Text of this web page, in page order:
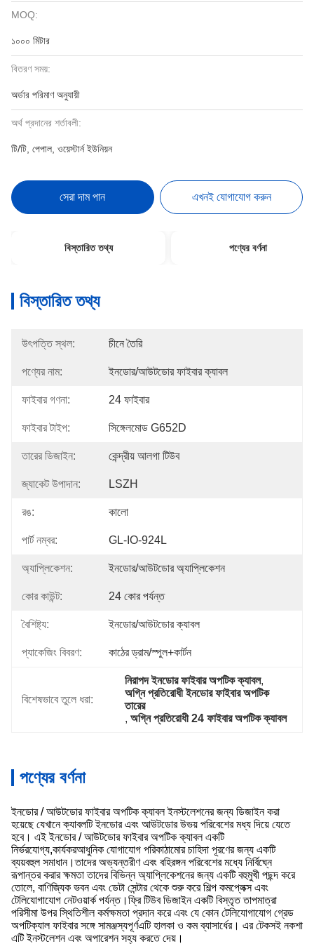
MOQ:
১০০০ মিটার
বিতরণ সময়:
অর্ডার পরিমাণ অনুযায়ী
অর্থ প্রদানের শর্তাবলী:
টি/টি, পেপাল, ওয়েস্টার্ন ইউনিয়ন
সেরা দাম পান এখনই যোগাযোগ করুন
বিস্তারিত তথ্য পণ্যের বর্ণনা
বিস্তারিত তথ্য
উৎপত্তি স্থল: চীনে তৈরি
পণ্যের নাম: ইনডোর/আউটডোর ফাইবার ক্যাবল
ফাইবার গণনা: 24 ফাইবার
ফাইবার টাইপ: সিঙ্গেলমোড G652D
তারের ডিজাইন: কেন্দ্রীয় আলগা টিউব
জ্যাকেট উপাদান: LSZH
রঙ: কালো
পার্ট নম্বর: GL-IO-924L
অ্যাপ্লিকেশন: ইনডোর/আউটডোর অ্যাপ্লিকেশন
কোর কাউন্ট: 24 কোর পর্যন্ত
বৈশিষ্ট্য: ইনডোর/আউটডোর ক্যাবল
প্যাকেজিং বিবরণ: কাঠের ড্রাম/স্পুল+কার্টন
বিশেষভাবে তুলে ধরা:
নিরাপদ ইনডোর ফাইবার অপটিক ক্যাবল,
অগ্নি প্রতিরোধী ইনডোর ফাইবার অপটিক
তারের
, অগ্নি প্রতিরোধী 24 ফাইবার অপটিক ক্যাবল
পণ্যের বর্ণনা
ইনডোর / আউটডোর ফাইবার অপটিক ক্যাবল ইনস্টলেশনের জন্য ডিজাইন করা
হয়েছে যেখানে ক্যাবলটি ইনডোর এবং আউটডোর উভয় পরিবেশের মধ্য দিয়ে যেতে
হবে। এই ইনডোর / আউটডোর ফাইবার অপটিক ক্যাবল একটি
নির্ভরযোগ্য,কার্যকরআধুনিক যোগাযোগ পরিকাঠামোর চাহিদা পূরণের জন্য একটি
ব্যয়বহুল সমাধান।তাদের অভ্যন্তরীণ এবং বহিরঙ্গন পরিবেশের মধ্যে নির্বিঘ্নে
রূপান্তর করার ক্ষমতা তাদের বিভিন্ন অ্যাপ্লিকেশনের জন্য একটি বহুমুখী পছন্দ করে
তোলে, বাণিজ্যিক ভবন এবং ডেটা সেন্টার থেকে শুরু করে শিল্প কমপ্লেক্স এবং
টেলিযোগাযোগ নেটওয়ার্ক পর্যন্ত।ফ্রি টিউব ডিজাইন একটি বিস্তৃত তাপমাত্রা
পরিসীমা উপর স্থিতিশীল কর্মক্ষমতা প্রদান করে এবং যে কোন টেলিযোগাযোগ গ্রেড
অপটিক্যাল ফাইবার সঙ্গে সামঞ্জস্যপূর্ণএটি হালকা ও কম ব্যাসার্ধের। এর টেকসই নকশা
এটি ইনস্টলেশন এবং অপারেশন সহ্য করতে দেয়।